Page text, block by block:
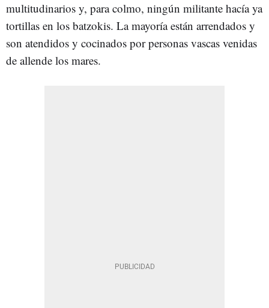
multitudinarios y, para colmo, ningún militante hacía ya
tortillas en los batzokis. La mayoría están arrendados y
son atendidos y cocinados por personas vascas venidas
de allende los mares.